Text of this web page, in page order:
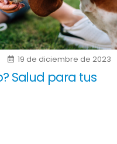
19 de diciembre de 2023
Salud para tus